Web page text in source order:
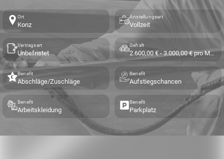
Ort
Konz
Anstellungsart
Vollzeit
Vertragsart
Unbefristet
Gehalt
2.600,00 € - 3.000,00 € pro Monat
Benefit
Abschläge/Zuschläge
Benefit
Aufstiegschancen
Benefit
Arbeitskleidung
Benefit
Parkplatz